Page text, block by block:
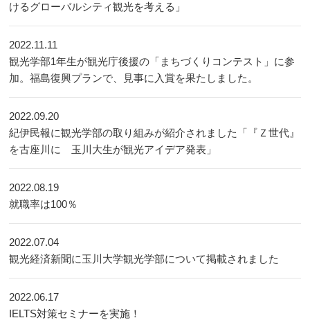
けるグローバルシティ観光を考える」
2022.11.11
観光学部1年生が観光庁後援の「まちづくりコンテスト」に参
加。福島復興プランで、見事に入賞を果たしました。
2022.09.20
紀伊民報に観光学部の取り組みが紹介されました「『Ｚ世代』
を古座川に 玉川大生が観光アイデア発表」
2022.08.19
就職率は100％
2022.07.04
観光経済新聞に玉川大学観光学部について掲載されました
2022.06.17
IELTS対策セミナーを実施！